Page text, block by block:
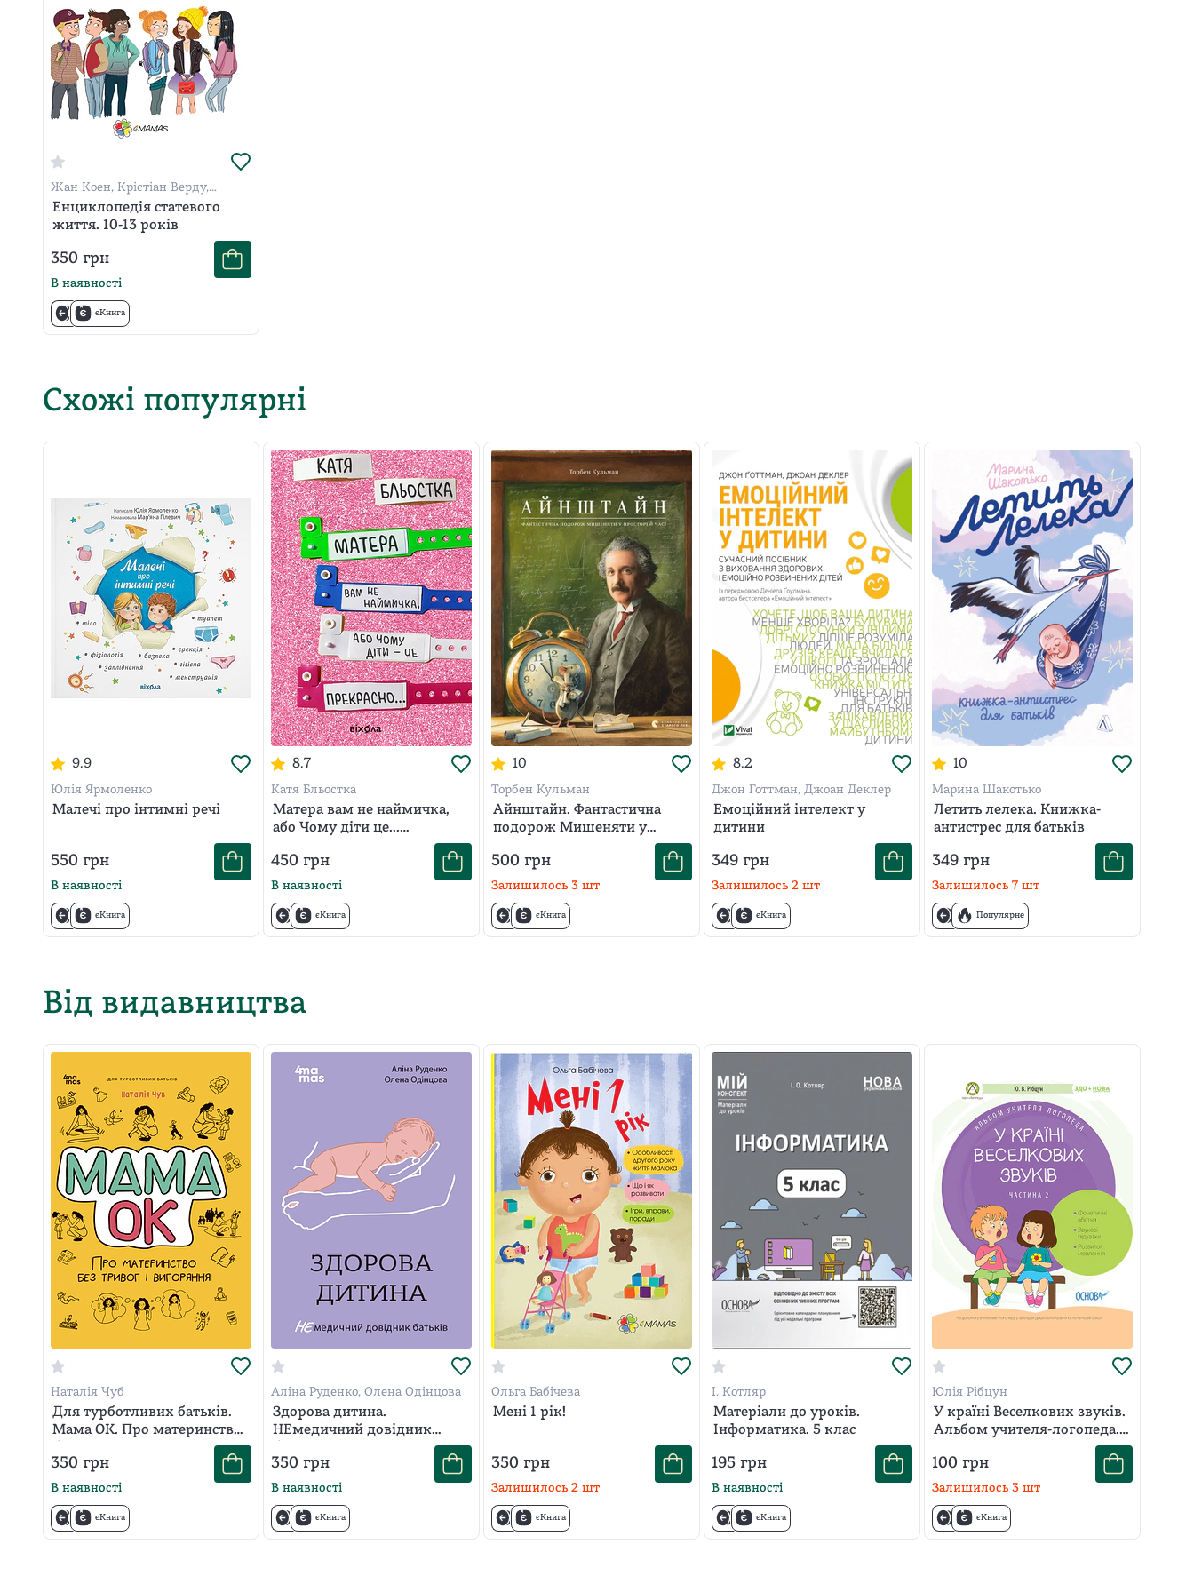
Жан Коен, Крістіан Верду,
Жаклін Кан-Натан
Енциклопедія статевого
життя. 10-13 років
350 грн
В наявності
єКнига
Схожі популярні
9.9
Юлія Ярмоленко
Малечі про інтимні речі
550 грн
В наявності
єКнига
8.7
Катя Бльостка
Матера вам не наймичка,
або Чому діти це...
450 грн
В наявності
єКнига
10
Торбен Кульман
Айнштайн. Фантастична
подорож Мишеняти у
500 грн
Залишилось 3 шт
єКнига
8.2
Джон Готтман, Джоан Деклер
Емоційний інтелект у
дитини
349 грн
Залишилось 2 шт
єКнига
10
Марина Шакотько
Летить лелека. Книжка-
антистрес для батьків
349 грн
Залишилось 7 шт
Популярне
Від видавництва
Наталія Чуб
Для турботливих батьків.
Мама ОК. Про материнство
350 грн
В наявності
єКнига
Аліна Руденко, Олена Одінцова
Здорова дитина.
НЕмедичний довідник
350 грн
В наявності
єКнига
Ольга Бабічева
Мені 1 рік!
350 грн
Залишилось 2 шт
єКнига
І. Котляр
Матеріали до уроків.
Інформатика. 5 клас
195 грн
В наявності
єКнига
Юлія Рібцун
У країні Веселкових звуків.
Альбом учителя-логопеда.
100 грн
Залишилось 3 шт
єКнига